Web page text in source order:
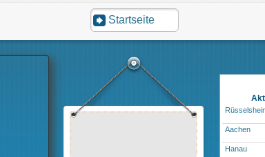
Startseite
Aachen
Hanau